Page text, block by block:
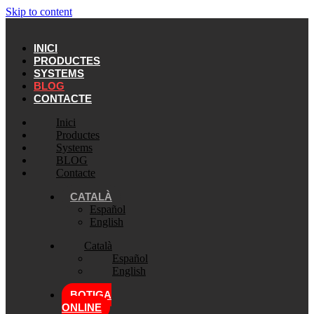
Skip to content
INICI
PRODUCTES
SYSTEMS
BLOG
CONTACTE
Inici
Productes
Systems
BLOG
Contacte
CATALÀ
Español
English
Català
Español
English
BOTIGA
ONLINE